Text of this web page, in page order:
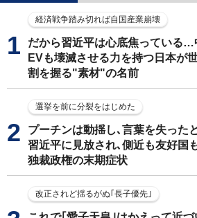
経済戦争踏み切れば自国産業崩壊
だから習近平は心底焦っている…
EVも壊滅させる力を持つ日本が
割を握る"素材"の名前
選挙を前に分裂をはじめた
プーチンは動揺し､言葉を失った
習近平に見放され､側近も友好国
独裁政権の末期症状
改正されど揺るがぬ｢長子優先｣